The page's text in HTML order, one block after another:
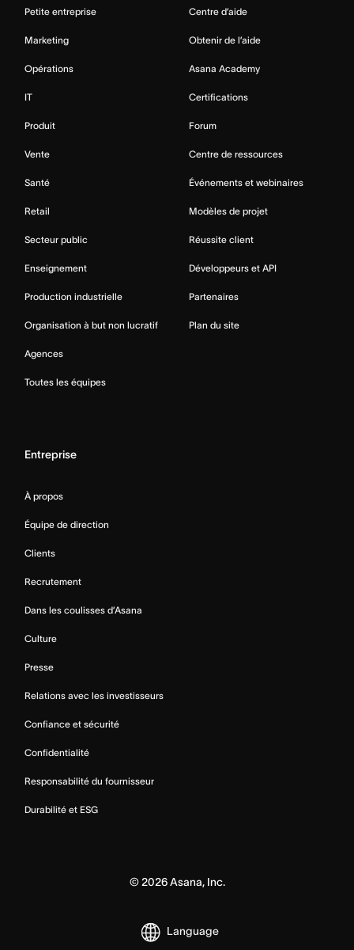
Petite entreprise
Marketing
Opérations
IT
Produit
Vente
Santé
Retail
Secteur public
Enseignement
Production industrielle
Organisation à but non lucratif
Agences
Toutes les équipes
Centre d’aide
Obtenir de l’aide
Asana Academy
Certifications
Forum
Centre de ressources
Événements et webinaires
Modèles de projet
Réussite client
Développeurs et API
Partenaires
Plan du site
Entreprise
À propos
Équipe de direction
Clients
Recrutement
Dans les coulisses d’Asana
Culture
Presse
Relations avec les investisseurs
Confiance et sécurité
Confidentialité
Responsabilité du fournisseur
Durabilité et ESG
© 2026Asana, Inc.
Language